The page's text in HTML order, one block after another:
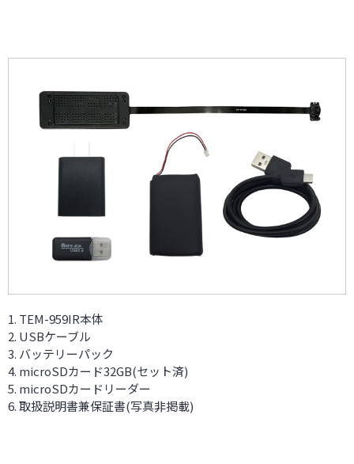
TEM-959IR本体
USBケーブル
バッテリーパック
microSDカード32GB(セット済)
microSDカードリーダー
取扱説明書兼保証書(写真非掲載)